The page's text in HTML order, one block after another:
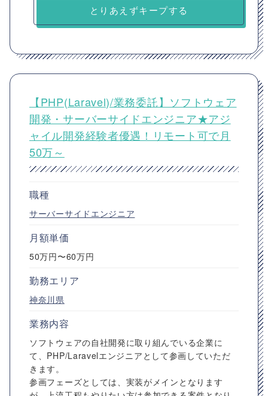
とりあえずキープする
【PHP(Laravel)/業務委託】ソフトウェア
開発・サーバーサイドエンジニア★アジ
ャイル開発経験者優遇！リモート可で月
50万～
職種
サーバーサイドエンジニア
月額単価
50万円〜60万円
勤務エリア
神奈川県
業務内容
ソフトウェアの自社開発に取り組んでいる企業に
て、PHP/Laravelエンジニアとして参画していただ
きます。
参画フェーズとしては、実装がメインとなります